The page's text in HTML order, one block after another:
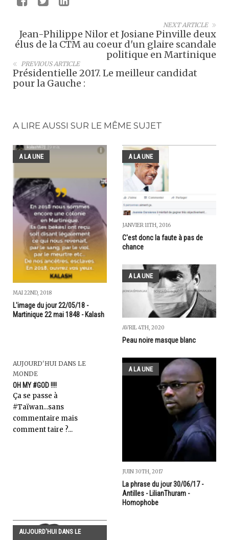
NEXT ARTICLE
Jean-Philippe Nilor et Josiane Pinville deux
élus de la CTM au coeur d'un glaire scandale
politique en Martinique
PREVIOUS ARTICLE
Présidentielle 2017. Le meilleur candidat
pour la Gauche :
A LIRE AUSSI SUR LE MÊME SUJET
A LA UNE
MAI 22ND, 2018
L'image du jour 22/05/18 -
Martinique 22 mai 1848 - Kalash
A LA UNE
JANVIER 11TH, 2016
C'est donc la faute à pas de
chance
A LA UNE
AVRIL 4TH, 2020
Peau noire masque blanc
AUJOURD'HUI DANS LE
MONDE
OH MY #GOD !!!!
Ça se passe à
#Taïwan...sans
commentaire mais
comment taire ?...
A LA UNE
JUIN 30TH, 2017
La phrase du jour 30/06/17 -
Antilles - LilianThuram -
Homophobe
AUJOURD'HUI DANS LE